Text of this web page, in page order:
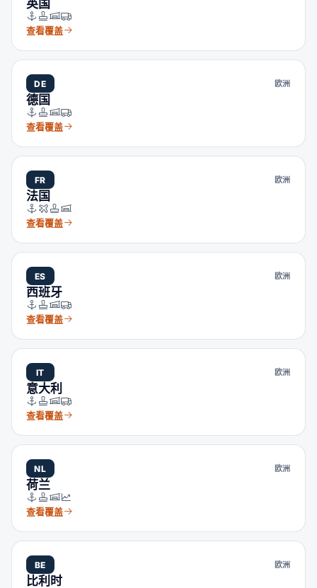
英国
查看覆盖
DE 欧洲
德国
查看覆盖
FR 欧洲
法国
查看覆盖
ES 欧洲
西班牙
查看覆盖
IT 欧洲
意大利
查看覆盖
NL 欧洲
荷兰
查看覆盖
BE 欧洲
比利时